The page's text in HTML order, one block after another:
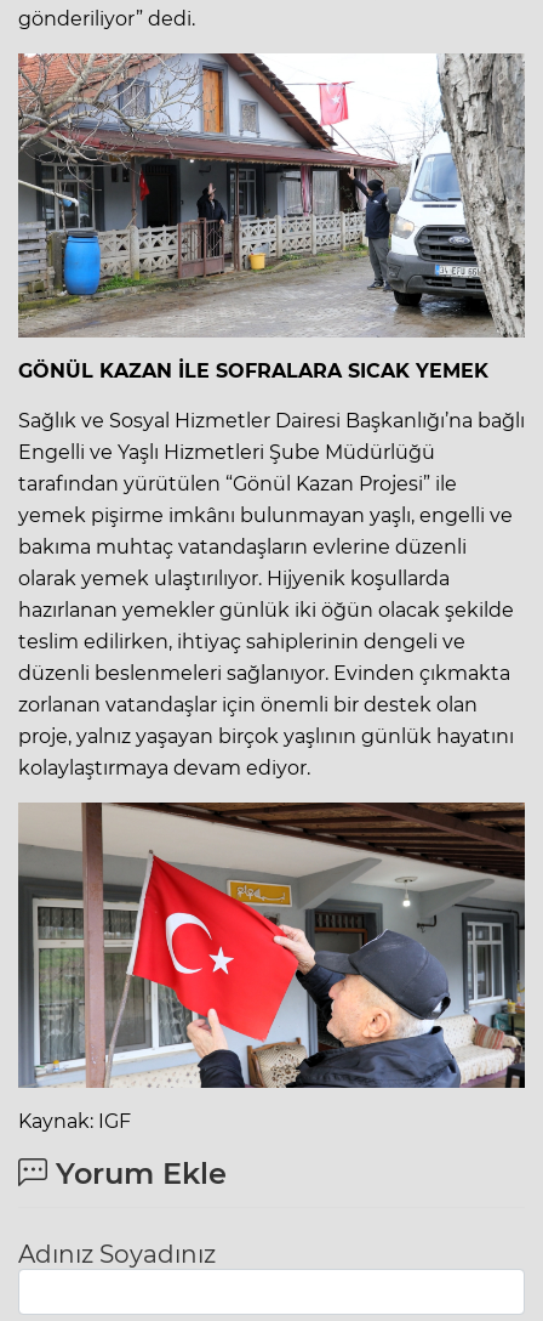
gönderiliyor” dedi.
GÖNÜL KAZAN İLE SOFRALARA SICAK YEMEK
Sağlık ve Sosyal Hizmetler Dairesi Başkanlığı’na bağlı
Engelli ve Yaşlı Hizmetleri Şube Müdürlüğü
tarafından yürütülen “Gönül Kazan Projesi” ile
yemek pişirme imkânı bulunmayan yaşlı, engelli ve
bakıma muhtaç vatandaşların evlerine düzenli
olarak yemek ulaştırılıyor. Hijyenik koşullarda
hazırlanan yemekler günlük iki öğün olacak şekilde
teslim edilirken, ihtiyaç sahiplerinin dengeli ve
düzenli beslenmeleri sağlanıyor. Evinden çıkmakta
zorlanan vatandaşlar için önemli bir destek olan
proje, yalnız yaşayan birçok yaşlının günlük hayatını
kolaylaştırmaya devam ediyor.
Kaynak: IGF
Yorum Ekle
Adınız Soyadınız